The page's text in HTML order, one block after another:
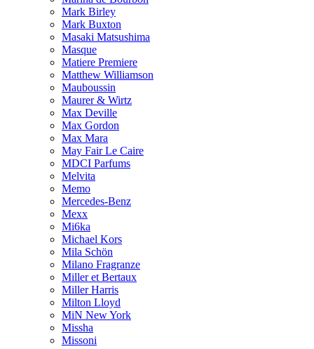
Mark Birley
Mark Buxton
Masaki Matsushima
Masque
Matiere Premiere
Matthew Williamson
Mauboussin
Maurer & Wirtz
Max Deville
Max Gordon
Max Mara
May Fair Le Caire
MDCI Parfums
Melvita
Memo
Mercedes-Benz
Mexx
Mi6ka
Michael Kors
Mila Schön
Milano Fragranze
Miller et Bertaux
Miller Harris
Milton Lloyd
MiN New York
Missha
Missoni